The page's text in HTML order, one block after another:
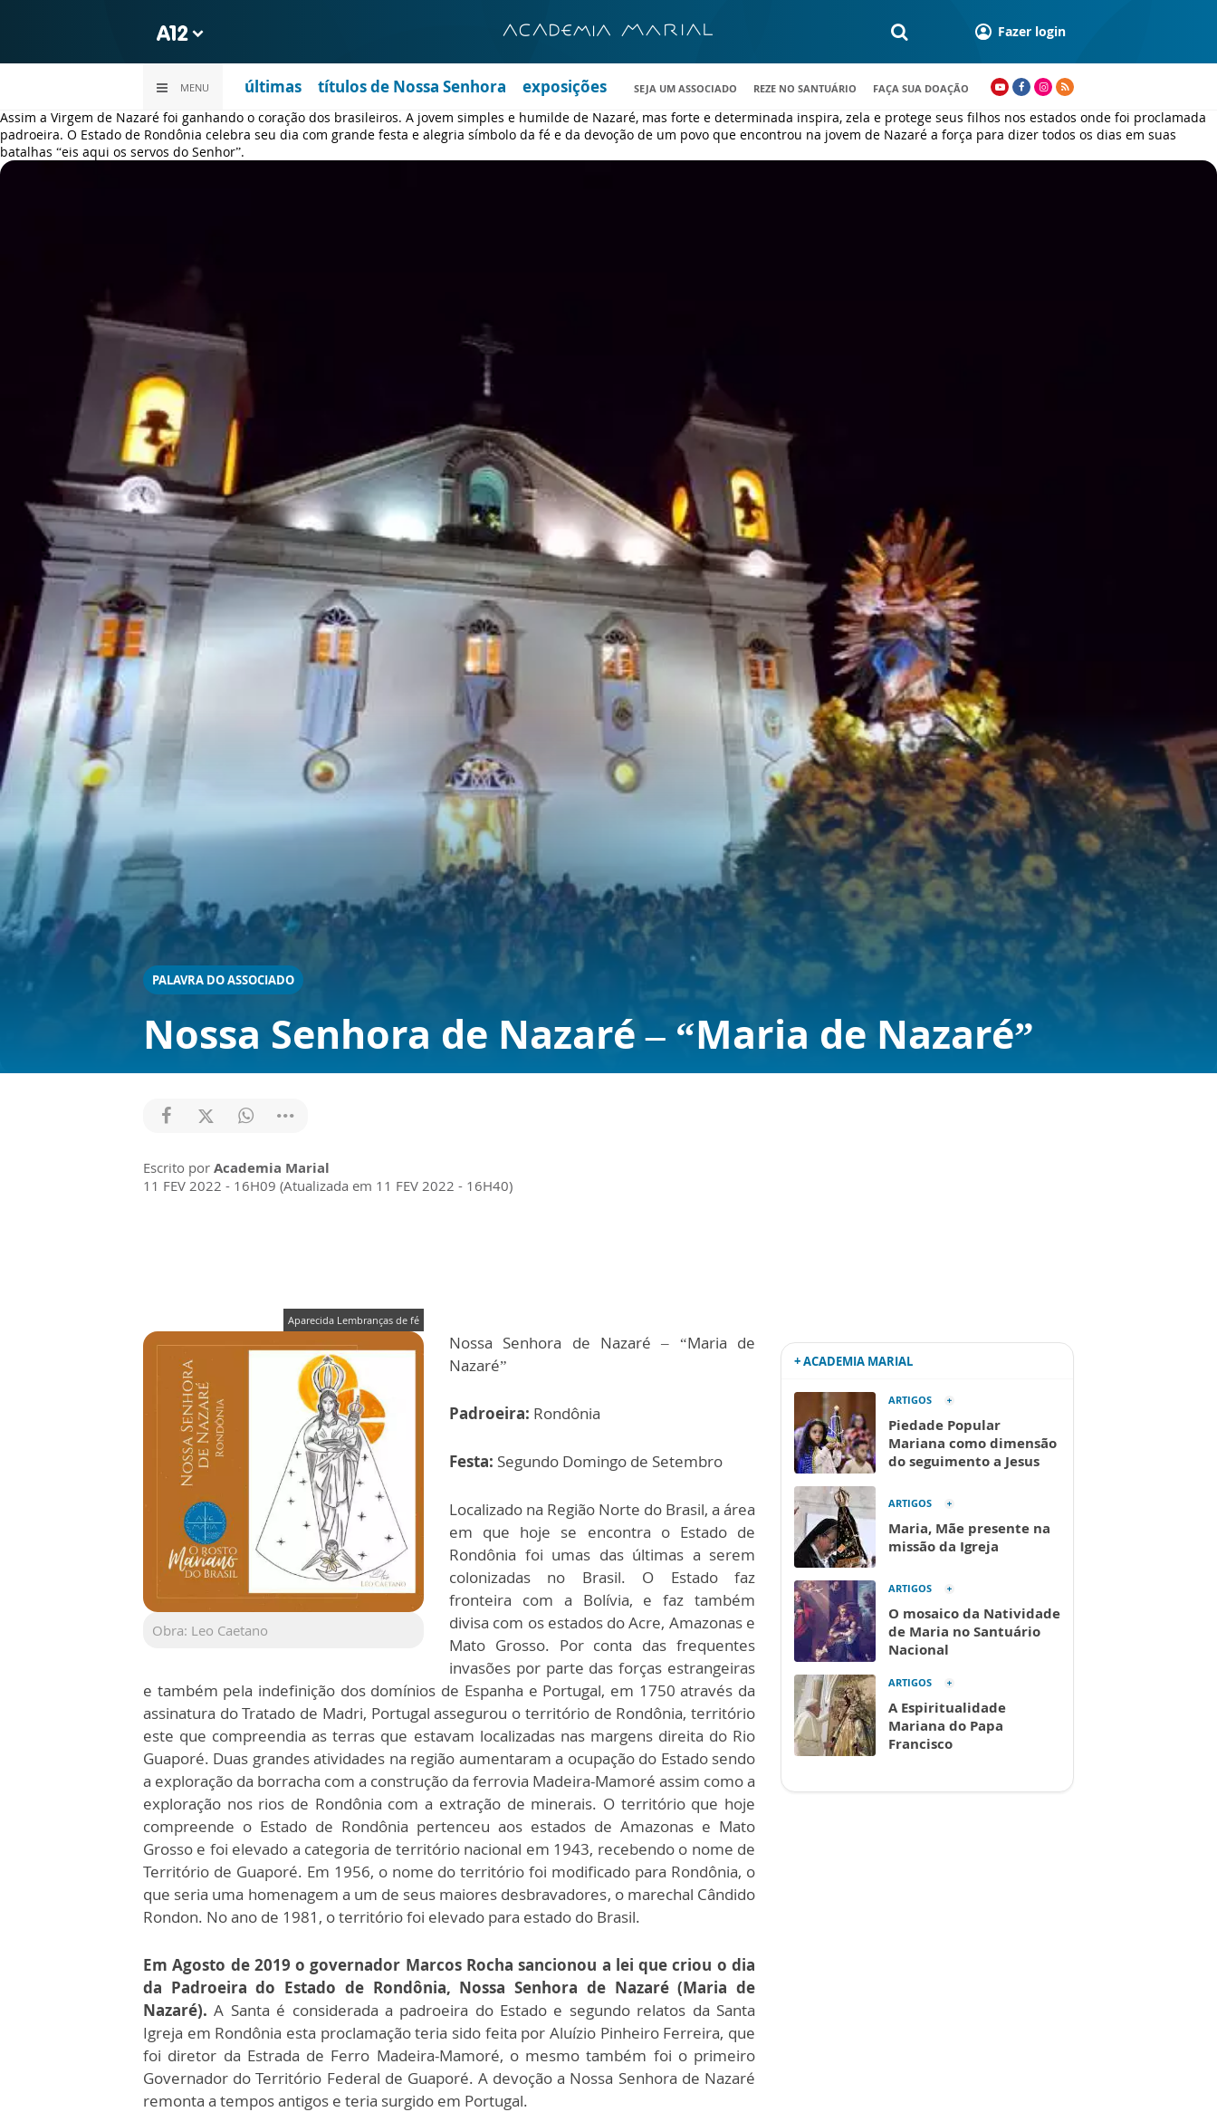
Assim a Virgem de Nazaré foi ganhando o coração dos brasileiros. A jovem simples e humilde de Nazaré, mas forte e determinada inspira, zela e protege seus filhos nos estados onde foi proclamada
padroeira. O Estado de Rondônia celebra seu dia com grande festa e alegria símbolo da fé e da devoção de um povo que encontrou na jovem de Nazaré a força para dizer todos os dias em suas
batalhas “eis aqui os servos do Senhor”.
Fazer login
MENU últimas títulos de Nossa Senhora exposições SEJA UM ASSOCIADO REZE NO SANTUÁRIO FAÇA SUA DOAÇÃO
PALAVRA DO ASSOCIADO
Nossa Senhora de Nazaré – “Maria de Nazaré”
Escrito por Academia Marial
11 FEV 2022 - 16H09 (Atualizada em 11 FEV 2022 - 16H40)
Aparecida Lembranças de fé
Obra: Leo Caetano
Nossa Senhora de Nazaré – “Maria de
Nazaré”
Padroeira: Rondônia
Festa: Segundo Domingo de Setembro
Localizado na Região Norte do Brasil, a área
em que hoje se encontra o Estado de
Rondônia foi umas das últimas a serem
colonizadas no Brasil. O Estado faz
fronteira com a Bolívia, e faz também
divisa com os estados do Acre, Amazonas e
Mato Grosso. Por conta das frequentes
invasões por parte das forças estrangeiras
e também pela indefinição dos domínios de Espanha e Portugal, em 1750 através da
assinatura do Tratado de Madri, Portugal assegurou o território de Rondônia, território
este que compreendia as terras que estavam localizadas nas margens direita do Rio
Guaporé. Duas grandes atividades na região aumentaram a ocupação do Estado sendo
a exploração da borracha com a construção da ferrovia Madeira-Mamoré assim como a
exploração nos rios de Rondônia com a extração de minerais. O território que hoje
compreende o Estado de Rondônia pertenceu aos estados de Amazonas e Mato
Grosso e foi elevado a categoria de território nacional em 1943, recebendo o nome de
Território de Guaporé. Em 1956, o nome do território foi modificado para Rondônia, o
que seria uma homenagem a um de seus maiores desbravadores, o marechal Cândido
Rondon. No ano de 1981, o território foi elevado para estado do Brasil.
Em Agosto de 2019 o governador Marcos Rocha sancionou a lei que criou o dia
da Padroeira do Estado de Rondônia, Nossa Senhora de Nazaré (Maria de
Nazaré). A Santa é considerada a padroeira do Estado e segundo relatos da Santa
Igreja em Rondônia esta proclamação teria sido feita por Aluízio Pinheiro Ferreira, que
foi diretor da Estrada de Ferro Madeira-Mamoré, o mesmo também foi o primeiro
Governador do Território Federal de Guaporé. A devoção a Nossa Senhora de Nazaré
remonta a tempos antigos e teria surgido em Portugal.
+ ACADEMIA MARIAL
ARTIGOS
Piedade Popular
Mariana como dimensão
do seguimento a Jesus
ARTIGOS
Maria, Mãe presente na
missão da Igreja
ARTIGOS
O mosaico da Natividade
de Maria no Santuário
Nacional
ARTIGOS
A Espiritualidade
Mariana do Papa
Francisco